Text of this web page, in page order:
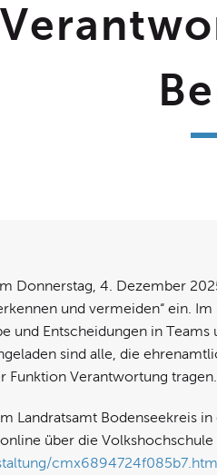
Donnerstag, 4. Dezember
und vermeiden“ ein.
und Entscheidungen in
sind alle, die
Funktion Verantwortung tragen.
Landratsamt Bodenseekreis
über die